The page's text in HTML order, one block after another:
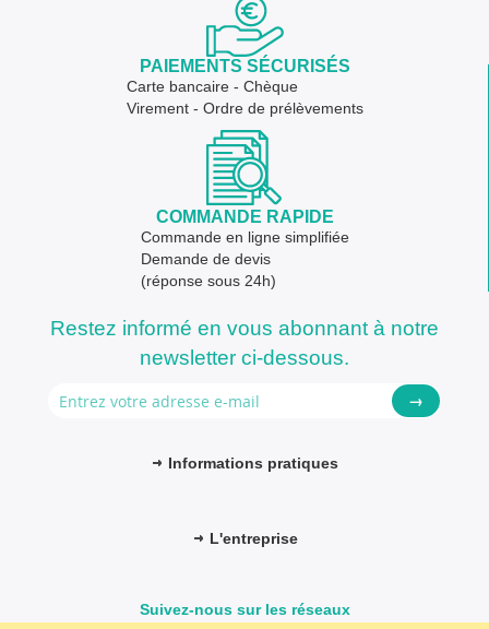
PAIEMENTS SÉCURISÉS
Carte bancaire - Chèque
Virement - Ordre de prélèvements
COMMANDE RAPIDE
Commande en ligne simplifiée
Demande de devis
(réponse sous 24h)
Restez informé en vous abonnant à notre
newsletter ci-dessous.
→
Informations pratiques
L'entreprise
Suivez-nous sur les réseaux